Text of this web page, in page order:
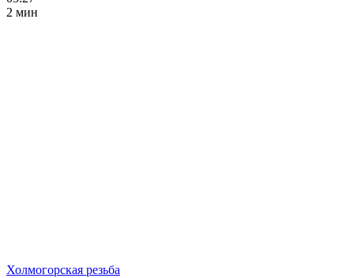
2 мин
Холмогорская резьба